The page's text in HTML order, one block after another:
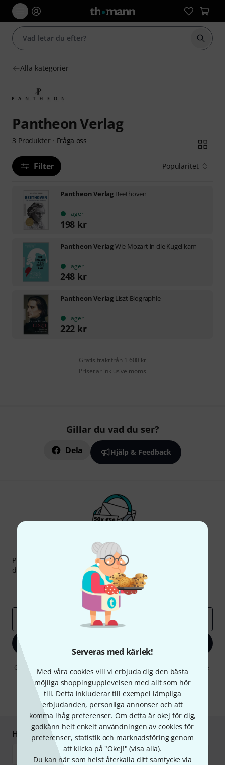
Serveras med kärlek!
Med våra cookies vill vi erbjuda dig den bästa
möjliga shoppingupplevelsen med allt som hör
till. Detta inkluderar till exempel lämpliga
erbjudanden, personliga annonser och att
komma ihåg preferenser. Om detta är okej för dig,
godkänn helt enkelt användningen av cookies för
preferenser, statistik och marknadsföring genom
att klicka på "Okej!" (visa alla).
Du kan när som helst återkalla ditt samtycke via
Börja
Alla kategorier
Pantheon Verlag
3 Produkter· Fråga oss
Filter Popularitet
Pantheon Verlag Beethoven
i lager
198 kr
Pantheon VerlagWie Mozart in die Kugel kam
i lager
248 kr
Pantheon Verlag Liszt Biographie
i lager
222 kr
Gratis frakt från 1 600 kr
Priset är inklusive moms
Gillar du vad du ser?
Dela Hjälp & Feedback
Thomann nyhetsbrev
Prenumererar på Thomanns Nyhetsbrev på engelska och
du kan med lite tur vinna en
50 kupong
Inspirerande inlägg
Erbjudanden
Thomann Insikter
Genom att klicka på "Registrera dig nu" samtycker jag till att ta emot e-
postreklam. Avregistrering är möjlig när som helst. Du finner mer
information om nyhetsbrevet i vårsekretesspolicy.
Handla och betala säkert